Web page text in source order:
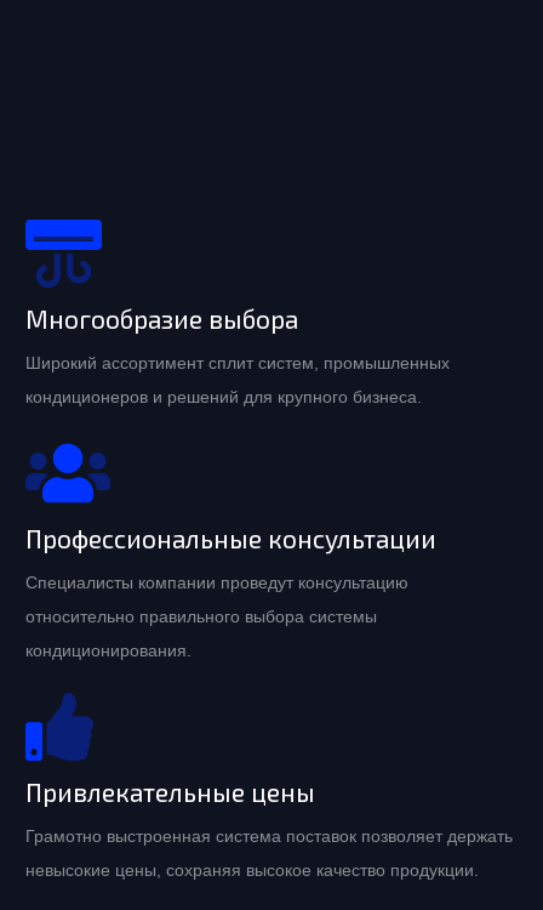
Многообразие выбора
Широкий ассортимент сплит систем, промышленных
кондиционеров и решений для крупного бизнеса.
Профессиональные консультации
Специалисты компании проведут консультацию
относительно правильного выбора системы
кондиционирования.
Привлекательные цены
Грамотно выстроенная система поставок позволяет держать
невысокие цены, сохраняя высокое качество продукции.